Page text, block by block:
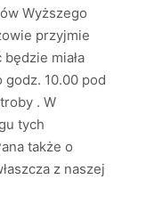
Wyższego
przyjmie
miała
10.00 pod
. W
tych
także o
z naszej